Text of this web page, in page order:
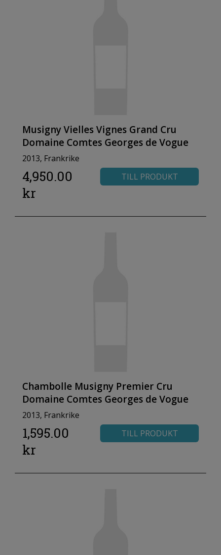
Musigny Vielles Vignes Grand Cru
Domaine Comtes Georges de Vogue
2013, Frankrike
4,950.00
kr
TILL PRODUKT
Chambolle Musigny Premier Cru
Domaine Comtes Georges de Vogue
2013, Frankrike
1,595.00
kr
TILL PRODUKT